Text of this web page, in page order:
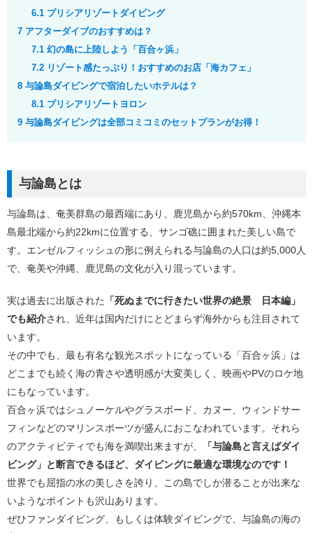
6.1プリシアリゾートダイビング
7 アフターダイブのおすすめは？
7.1幻の島に上陸しよう「百合ヶ浜」
7.2リゾート感たっぷり！おすすめのお店「海カフェ」
8 与論島ダイビングで宿泊したいホテルは？
8.1プリシアリゾートヨロン
9 与論島ダイビングは全部コミコミのセットプランがお得！
与論島とは
与論島は、奄美群島の最西端にあり、鹿児島から約570km、沖縄本
島最北端から約22kmに位置する、サンゴ礁に囲まれた美しい島で
す。エンゼルフィッシュの形に例えられる与論島の人口は約5,000人
で、奄美や沖縄、鹿児島の文化が入り混っています。
実は過去に出版された
「死ぬまでに行きたい世界の絶景 日本編」
でも紹介され、近年は国内だけにとどまらず海外からも注目されて
います。
その中でも、最も有名な観光スポットになっている「百合ヶ浜」は
どこまでも続く海の青さや透明感が大変美しく、映画やPVのロケ地
にもなっています。
百合ヶ浜ではシュノーケルやグラスボード、カヌー、ウィンドサー
フィンなどのマリンスポーツが盛んにおこなわれています。それら
のアクティビティでも海を満喫出来ますが、
「与論島と言えばダイ
ビング」と断言できるほど、ダイビングに最適な環境なのです！
世界でも屈指の水の美しさを誇り、この島でしか潜ることが出来な
いようなポイントも沢山あります。
ぜひファンダイビング、もしくは体験ダイビングで、与論島の海の